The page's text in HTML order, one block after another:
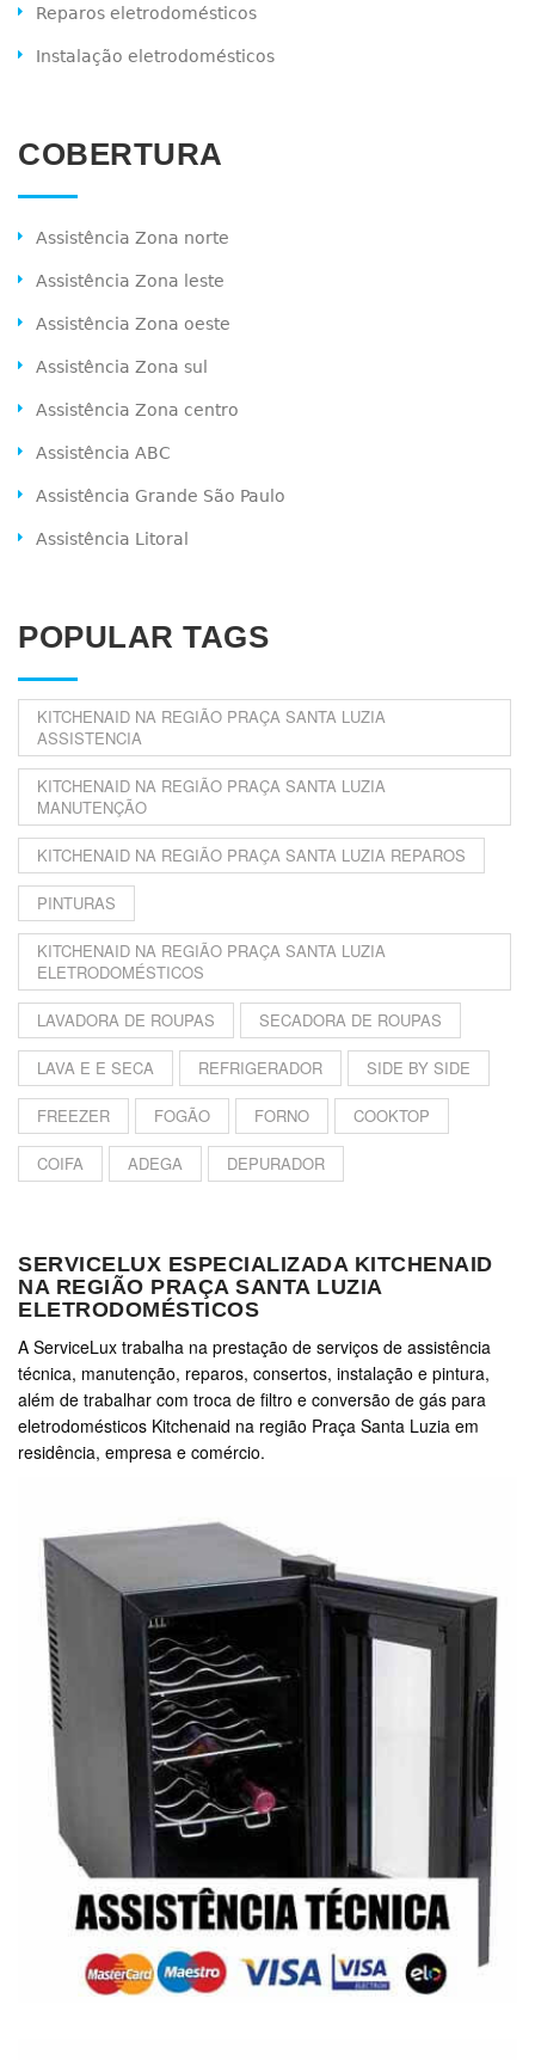
Reparos eletrodomésticos
Instalação eletrodomésticos
COBERTURA
Assistência Zona norte
Assistência Zona leste
Assistência Zona oeste
Assistência Zona sul
Assistência Zona centro
Assistência ABC
Assistência Grande São Paulo
Assistência Litoral
POPULAR TAGS
KITCHENAID NA REGIÃO PRAÇA SANTA LUZIA
ASSISTENCIA
KITCHENAID NA REGIÃO PRAÇA SANTA LUZIA
MANUTENÇÃO
KITCHENAID NA REGIÃO PRAÇA SANTA LUZIA REPAROS
PINTURAS
KITCHENAID NA REGIÃO PRAÇA SANTA LUZIA
ELETRODOMÉSTICOS
LAVADORA DE ROUPAS SECADORA DE ROUPAS
LAVA E E SECA REFRIGERADOR SIDE BY SIDE
FREEZER FOGÃO FORNO COOKTOP
COIFA ADEGA DEPURADOR
SERVICELUX ESPECIALIZADA KITCHENAID
NA REGIÃO PRAÇA SANTA LUZIA
ELETRODOMÉSTICOS
A ServiceLux trabalha na prestação de serviços de assistência
técnica, manutenção, reparos, consertos, instalação e pintura,
além de trabalhar com troca de filtro e conversão de gás para
eletrodomésticos Kitchenaid na região Praça Santa Luzia em
residência, empresa e comércio.